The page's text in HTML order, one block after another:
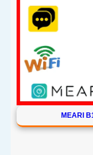
MEARI